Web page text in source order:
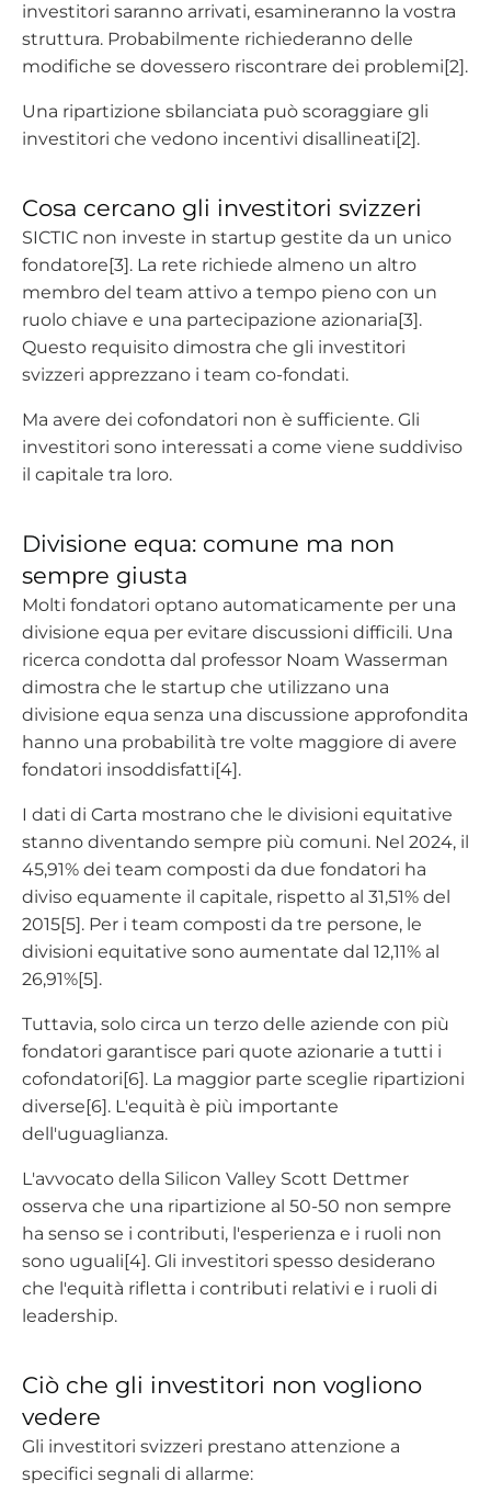
investitori saranno arrivati, esamineranno la vostra
struttura. Probabilmente richiederanno delle
modifiche se dovessero riscontrare dei problemi[2].
Una ripartizione sbilanciata può scoraggiare gli
investitori che vedono incentivi disallineati[2].
Cosa cercano gli investitori svizzeri
SICTIC non investe in startup gestite da un unico
fondatore[3]. La rete richiede almeno un altro
membro del team attivo a tempo pieno con un
ruolo chiave e una partecipazione azionaria[3].
Questo requisito dimostra che gli investitori
svizzeri apprezzano i team co-fondati.
Ma avere dei cofondatori non è sufficiente. Gli
investitori sono interessati a come viene suddiviso
il capitale tra loro.
Divisione equa: comune ma non
sempre giusta
Molti fondatori optano automaticamente per una
divisione equa per evitare discussioni difficili. Una
ricerca condotta dal professor Noam Wasserman
dimostra che le startup che utilizzano una
divisione equa senza una discussione approfondita
hanno una probabilità tre volte maggiore di avere
fondatori insoddisfatti[4].
I dati di Carta mostrano che le divisioni equitative
stanno diventando sempre più comuni. Nel 2024, il
45,91% dei team composti da due fondatori ha
diviso equamente il capitale, rispetto al 31,51% del
2015[5]. Per i team composti da tre persone, le
divisioni equitative sono aumentate dal 12,11% al
26,91%[5].
Tuttavia, solo circa un terzo delle aziende con più
fondatori garantisce pari quote azionarie a tutti i
cofondatori[6]. La maggior parte sceglie ripartizioni
diverse[6]. L'equità è più importante
dell'uguaglianza.
L'avvocato della Silicon Valley Scott Dettmer
osserva che una ripartizione al 50-50 non sempre
ha senso se i contributi, l'esperienza e i ruoli non
sono uguali[4]. Gli investitori spesso desiderano
che l'equità rifletta i contributi relativi e i ruoli di
leadership.
Ciò che gli investitori non vogliono
vedere
Gli investitori svizzeri prestano attenzione a
specifici segnali di allarme: